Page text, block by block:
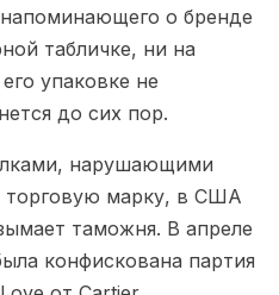
о бренде
табличке, ни на
упаковке не
до сих пор.
нарушающими
торговую марку, в США
таможня. В апреле
конфискована партия